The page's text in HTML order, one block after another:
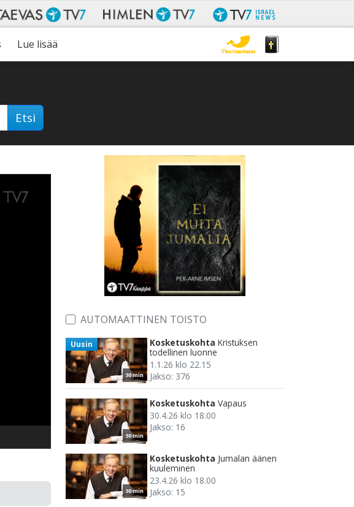
Lue lisää
Etsi
AUTOMAATTINEN TOISTO
30 min
Uusin Kosketuskohta Kristuksen
todellinen luonne
1.1.26 klo 22.15
Jakso: 376
30 min
Kosketuskohta Vapaus
30.4.26 klo 18.00
Jakso: 16
30 min
Kosketuskohta Jumalan äänen
kuuleminen
23.4.26 klo 18.00
Jakso: 15